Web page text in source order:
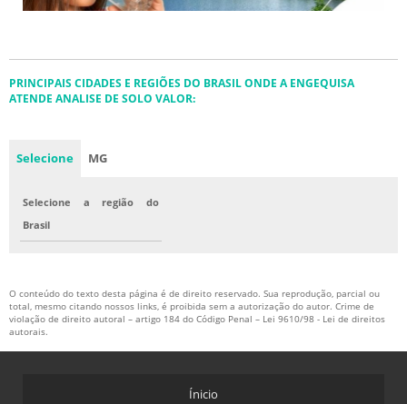
PRINCIPAIS CIDADES E REGIÕES DO BRASIL ONDE A ENGEQUISA
ATENDE ANALISE DE SOLO VALOR:
Selecione MG
Selecione a região do
Brasil
O conteúdo do texto desta página é de direito reservado. Sua reprodução, parcial ou
total, mesmo citando nossos links, é proibida sem a autorização do autor. Crime de
violação de direito autoral – artigo 184 do Código Penal – Lei 9610/98 - Lei de direitos
autorais.
Ínicio